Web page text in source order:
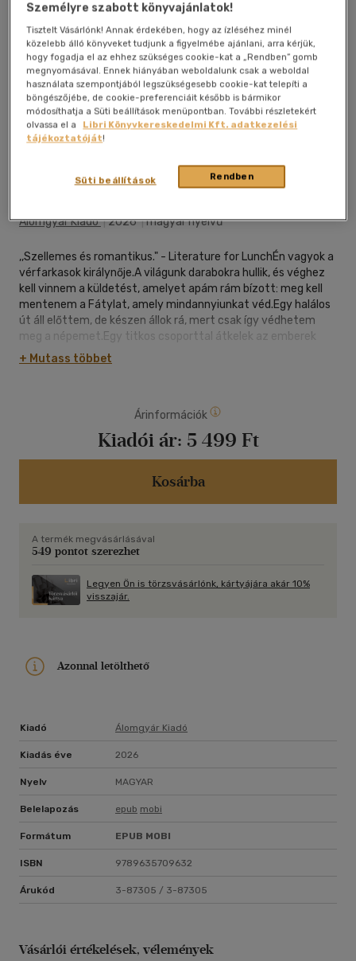
Kívánságlistához adom Megosztom
Álomgyár Kiadó|2026|magyar nyelvű
,,Szellemes és romantikus." - Literature for LunchÉn vagyok a
vérfarkasok királynője.A világunk darabokra hullik, és véghez
kell vinnem a küldetést, amelyet apám rám bízott: meg kell
mentenem a Fátylat, amely mindannyiunkat véd.Egy halálos
út áll előttem, de készen állok rá, mert csak így védhetem
meg a népemet.Egy titkos csoporttal átkelek az emberek
birodalmába, hogy megtaláljam a megváltásunk kulcsát.
Közben a szívem két férfi között őrlődik. Egy különleges
sem. És mégis... mindketten vonzanak.A szememet a célon
kell tartanom. Nem engedhetek a szívemnek!A New York
Times bestsellerszerző Shannon Mayer Alfa-sorozatának
negyedik, elbűvölően szép éldekorált része egy kalandokkal
teli világba kalauzol el minket. ,,Akció, rejtély és feszültség." -
+ Mutass többet
Árinformációk
Kiadói ár: 5 499 Ft
Kosárba
A termék megvásárlásával
549 pontot szerezhet
Legyen Ön is törzsvásárlónk, kártyájára akár 10%
visszajár.
Azonnal letölthető
Kiadó Álomgyár Kiadó
Kiadás éve 2026
Nyelv MAGYAR
Belelapozás epub mobi
Formátum EPUB MOBI
ISBN 9789635709632
Árukód 3-87305 / 3-87305
Vásárlói értékelések, vélemények
Személyre szabott könyvajánlatok!
Tisztelt Vásárlónk! Annak érdekében, hogy az ízléséhez minél
közelebb álló könyveket tudjunk a figyelmébe ajánlani, arra kérjük,
hogy fogadja el az ehhez szükséges cookie-kat a „Rendben” gomb
megnyomásával. Ennek hiányában weboldalunk csak a weboldal
használata szempontjából legszükségesebb cookie-kat telepíti a
böngészőjébe, de cookie-preferenciáit később is bármikor
módosíthatja a Süti beállítások menüpontban. További részletekért
olvassa el a
Libri Könyvkereskedelmi Kft. adatkezelési
tájékoztatóját!
Rendben
Süti beállítások